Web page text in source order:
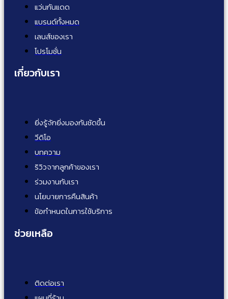
แว่นกันแดด
แบรนด์ทั้งหมด
เลนส์ของเรา
โปรโมชั่น
เกี่ยวกับเรา
ยิ่งรู้จักยิ่งมองกันชัดขึ้น
วีดิโอ
บทความ
ริวิวจากลูกค้าของเรา
ร่วมงานกับเรา
นโยบายการคืนสินค้า
ข้อกำหนดในการใช้บริการ
ช่วยเหลือ
ติดต่อเรา